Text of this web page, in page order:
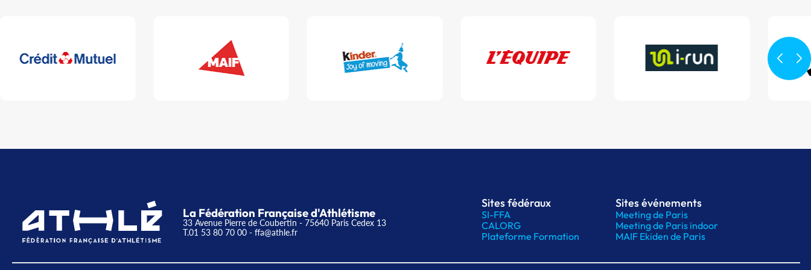
La Fédération Française d'Athlétisme
33 Avenue Pierre de Coubertin - 75640 Paris Cedex 13
T.01 53 80 70 00 - ffa@athle.fr
Sites fédéraux
SI-FFA
CALORG
Plateforme Formation
Sites événements
Meeting de Paris
Meeting de Paris indoor
MAIF Ekiden de Paris